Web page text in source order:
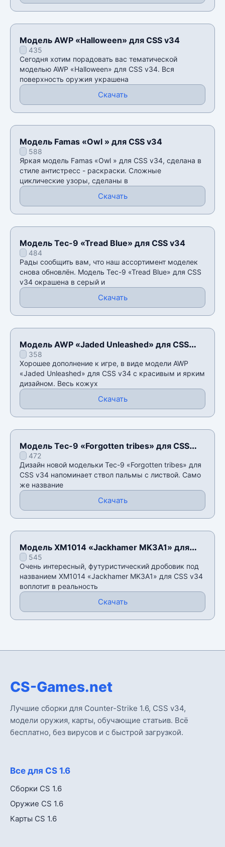
Модель AWP «Halloween» для CSS v34
435
Сегодня хотим порадовать вас тематической
моделью AWP «Halloween» для CSS v34. Вся
поверхность оружия украшена
Скачать
Модель Famas «Owl » для CSS v34
588
Яркая модель Famas «Owl » для CSS v34, сделана в
стиле антистресс - раскраски. Сложные
циклические узоры, сделаны в
Скачать
Модель Tec-9 «Tread Blue» для CSS v34
484
Рады сообщить вам, что наш ассортимент моделек
снова обновлён. Модель Tec-9 «Tread Blue» для CSS
v34 окрашена в серый и
Скачать
Модель AWP «Jaded Unleashed» для CSS
v34358
Хорошее дополнение к игре, в виде модели AWP
«Jaded Unleashed» для CSS v34 с красивым и ярким
дизайном. Весь кожух
Скачать
Модель Tec-9 «Forgotten tribes» для CSS
v34472
Дизайн новой модельки Tec-9 «Forgotten tribes» для
CSS v34 напоминает ствол пальмы с листвой. Само
же название
Скачать
Модель XM1014 «Jackhamer MK3A1» для
CSS v34
545
Очень интересный, футуристический дробовик под
названием XM1014 «Jackhamer MK3A1» для CSS v34
воплотит в реальность
Скачать
CS-Games.net
Лучшие сборки для Counter-Strike 1.6, CSS v34,
модели оружия, карты, обучающие статьив. Всё
бесплатно, без вирусов и с быстрой загрузкой.
Все для CS 1.6
Сборки CS 1.6
Оружие CS 1.6
Карты CS 1.6